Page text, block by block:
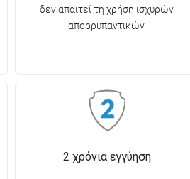
δεν απαιτεί τη χρήση ισχυρών
απορρυπαντικών.
2 χρόνια εγγύηση